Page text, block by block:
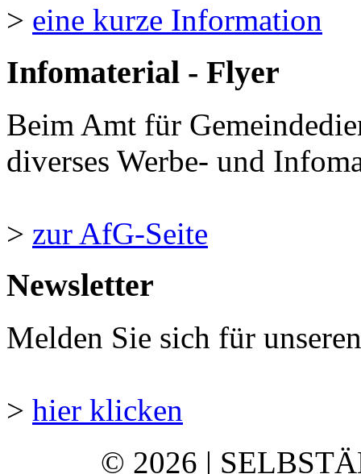
> eine kurze Information
Infomaterial - Flyer
Beim Amt für
diverses Werbe- und
> zur AfG-Seite
Newsletter
Melden Sie sich für
> hier klicken
© 2026 |